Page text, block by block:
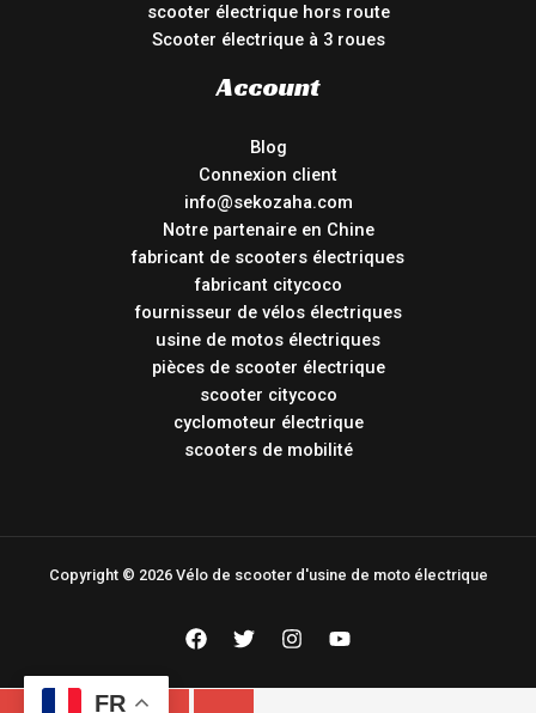
scooter électrique hors route
Scooter électrique à 3 roues
Account
Blog
Connexion client
info@sekozaha.com
Notre partenaire en Chine
fabricant de scooters électriques
fabricant citycoco
fournisseur de vélos électriques
usine de motos électriques
pièces de scooter électrique
scooter citycoco
cyclomoteur électrique
scooters de mobilité
Copyright © 2026 Vélo de scooter d'usine de moto électrique
FR